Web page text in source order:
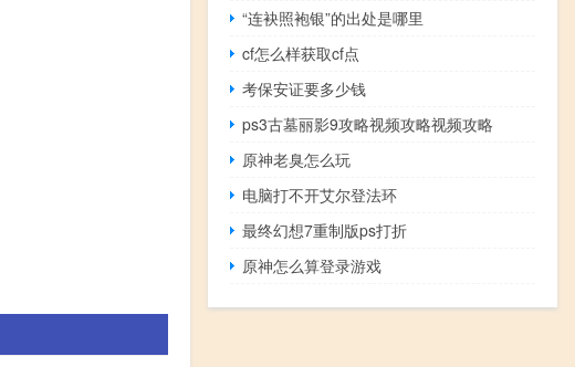
“连袂照袍银”的出处是哪里
cf怎么样获取cf点
考保安证要多少钱
ps3古墓丽影9攻略视频攻略视频攻略
原神老臭怎么玩
电脑打不开艾尔登法环
最终幻想7重制版ps打折
原神怎么算登录游戏